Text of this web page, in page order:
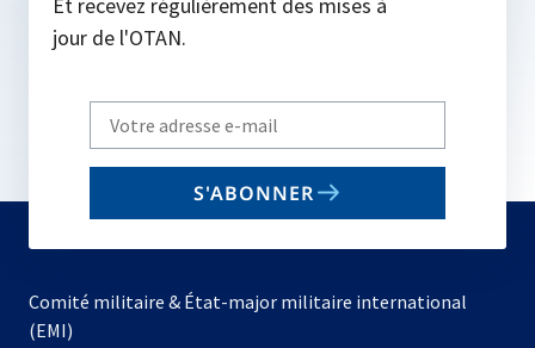
jour de l'OTAN.
Write
your
email
S'ABONNER
Comité militaire & État-major militaire international
(EMI)